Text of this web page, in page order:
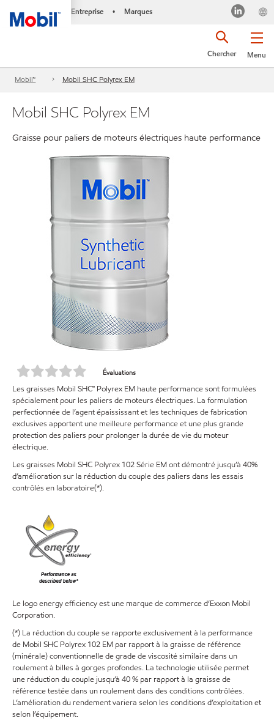
Entreprise • Marques
Menu
Chercher
Mobil™ Mobil SHC Polyrex EM
Mobil SHC Polyrex EM
Graisse pour paliers de moteurs électriques haute performance
Évaluations
Les graisses Mobil SHC™ Polyrex EM haute performance sont formulées
spécialement pour les paliers de moteurs électriques. La formulation
perfectionnée de l’agent épaississant et les techniques de fabrication
exclusives apportent une meilleure performance et une plus grande
protection des paliers pour prolonger la durée de vie du moteur
électrique.
Les graisses Mobil SHC Polyrex 102 Série EM ont démontré jusqu’à 40%
d’amélioration sur la réduction du couple des paliers dans les essais
contrôlés en laboratoire(*).
Le logo energy efficiency est une marque de commerce d’Exxon Mobil
Corporation.
(*) La réduction du couple se rapporte exclusivement à la performance
de Mobil SHC Polyrex 102 EM par rapport à la graisse de référence
(minérale) conventionnelle de grade de viscosité similaire dans un
roulement à billes à gorges profondes. La technologie utilisée permet
une réduction du couple jusqu’à 40 % par rapport à la graisse de
référence testée dans un roulement dans des conditions contrôlées.
L’amélioration du rendement variera selon les conditions d’exploitation et
selon l’équipement.